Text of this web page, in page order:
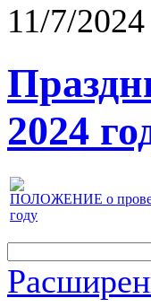
11/7/2024
2024
ПОЛОЖЕНИЕ о
году